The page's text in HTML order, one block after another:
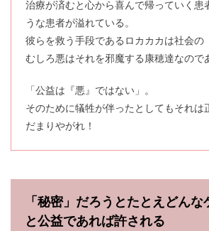
治療が済むと心から喜んで帰っていく患
うな患者が溢れている。
彼らを救う手段であるロカカカは社会の
むしろ悪はそれを邪魔する康穂達なので
「公益は『悪』ではない」。
そのために犠牲が伴ったとしてもそれは
だまりやがれ！
「秘密」だろうとたとえどんな
と公益であれば許される